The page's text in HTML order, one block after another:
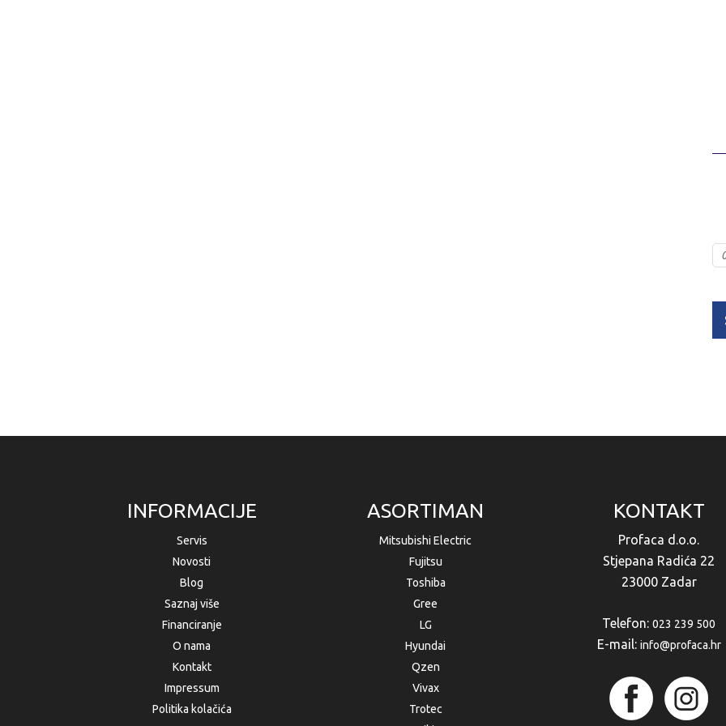
INFORMACIJE
Servis
Novosti
Blog
Saznaj više
Financiranje
O nama
Kontakt
Impressum
Politika kolačića
ASORTIMAN
Mitsubishi Electric
Fujitsu
Toshiba
Gree
LG
Hyundai
Qzen
Vivax
Trotec
KONTAKT
Profaca d.o.o.
Stjepana Radića 22
23000 Zadar
Telefon:023 239 500
E-mail: info@profaca.hr